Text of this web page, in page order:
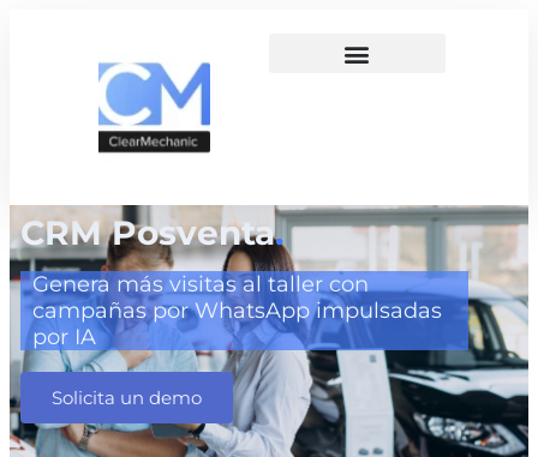
CRM Posventa.
Genera más visitas al taller con
campañas por WhatsApp impulsadas
por IA
Solicita un demo